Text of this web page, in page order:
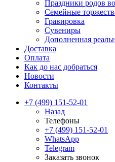
Праздники родов
Семейные
Гравировка
Сувениры
Дополненная
Доставка
Оплата
Как до нас добраться
Новости
Контакты
+7 (499) 151-52-01
Назад
Телефоны
+7 (499) 151-52-01
WhatsApp
Telegram
Заказать звонок